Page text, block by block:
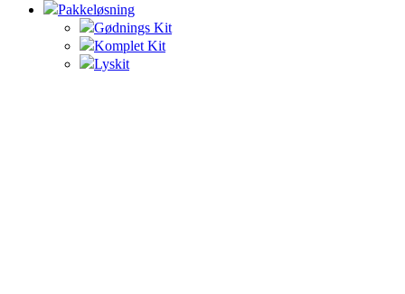
Pakkeløsning
Gødnings Kit
Komplet Kit
Lyskit